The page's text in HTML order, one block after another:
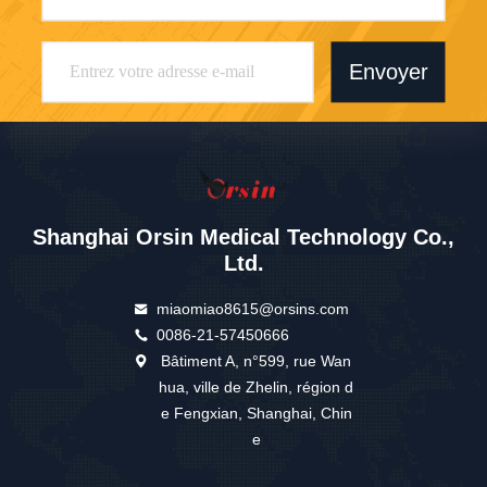
Envoyer
Shanghai Orsin Medical Technology Co.,
Ltd.
miaomiao8615@orsins.com
0086-21-57450666
Bâtiment A, n°599, rue Wan
hua, ville de Zhelin, région d
e Fengxian, Shanghai, Chin
e